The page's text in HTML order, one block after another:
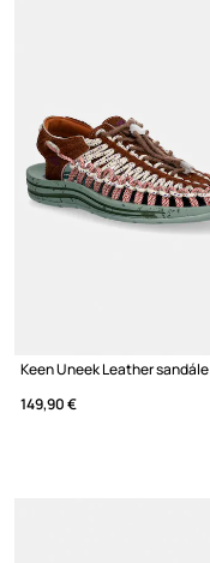
Keen Uneek Leather sandále
149,90 €